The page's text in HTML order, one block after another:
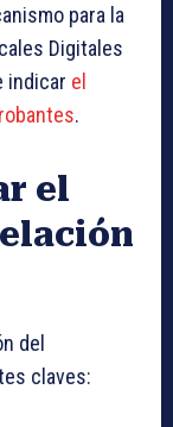
para la
Digitales
indicar el
.
el
del
claves: